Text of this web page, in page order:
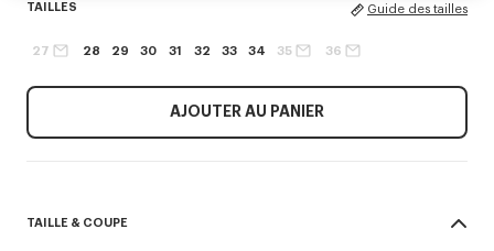
TAILLES Guide des tailles
27 28 29 30 31 32 33 34 35 36
AJOUTER AU PANIER
TAILLE & COUPE